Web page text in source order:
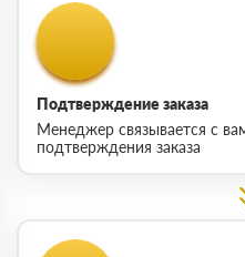
Подтверждение заказа
Менеджер связывается с
подтверждения заказа